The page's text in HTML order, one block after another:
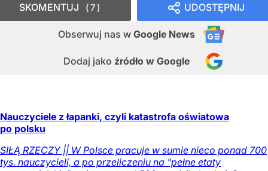
UDOSTĘPNIJ
Obserwuj nas w Google News
Dodaj jako źródło w Google
SKOMENTUJ 7
Nauczyciele z łapanki, czyli katastrofa oświatowa
po polsku
SIŁĄ RZECZY || W Polsce pracuje w sumie nieco ponad 700
tys. nauczycieli, a po przeliczeniu na "pełne etaty